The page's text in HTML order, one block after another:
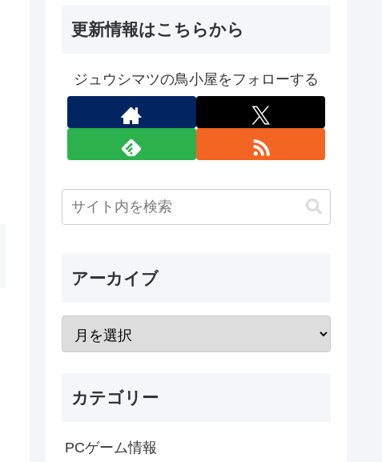
更新情報はこちらから
ジュウシマツの鳥小屋をフォローする
アーカイブ
カテゴリー
PCゲーム情報